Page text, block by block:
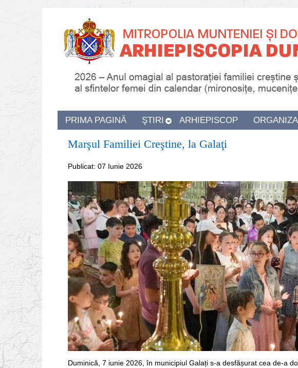
PRIMA PAGINĂ ŞTIRI ARHIEPISCOP
Marşul Familiei Creştine, la Galaţi
Publicat: 07 Iunie 2026
Duminică, 7 iunie 2026, în municipiul Galați s-a desfășurat cea de-a